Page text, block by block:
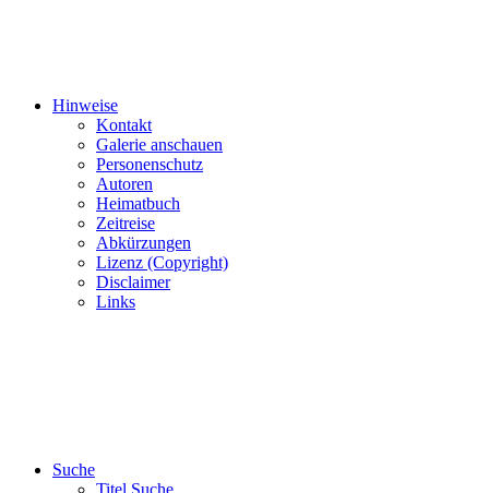
Hinweise
Kontakt
Galerie anschauen
Personenschutz
Autoren
Heimatbuch
Zeitreise
Abkürzungen
Lizenz (Copyright)
Disclaimer
Links
Suche
Titel Suche